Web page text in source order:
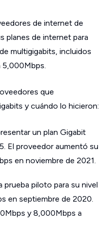
de internet de
planes de internet para
multigigabits, incluidos
5,000Mbps.
que
y cuándo lo hicieron:
un plan Gigabit
El proveedor aumentó su
en noviembre de 2021.
prueba piloto para su nivel
en septiembre de 2020.
y 8,000Mbps a